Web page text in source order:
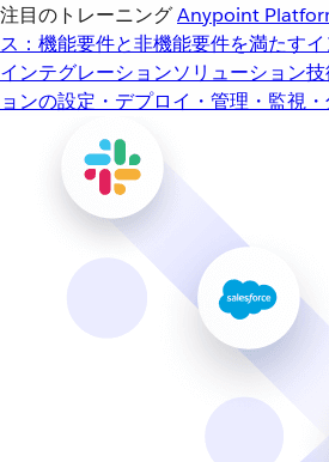
注目のトレーニングAnypoint
ス：機能要件と非機能要件を満たす
インテグレーションソリューション
ョンの設定・デプロイ・管理・監視・